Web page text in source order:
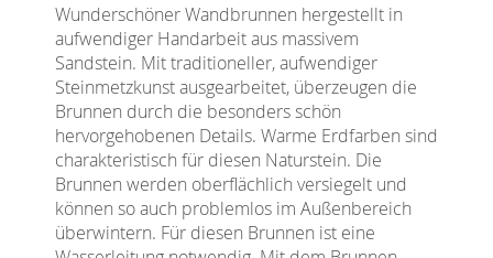
Wunderschöner Wandbrunnen hergestellt in
aufwendiger Handarbeit aus massivem
Sandstein. Mit traditioneller, aufwendiger
Steinmetzkunst ausgearbeitet, überzeugen die
Brunnen durch die besonders schön
hervorgehobenen Details. Warme Erdfarben sind
charakteristisch für diesen Naturstein. Die
Brunnen werden oberflächlich versiegelt und
können so auch problemlos im Außenbereich
überwintern. Für diesen Brunnen ist eine